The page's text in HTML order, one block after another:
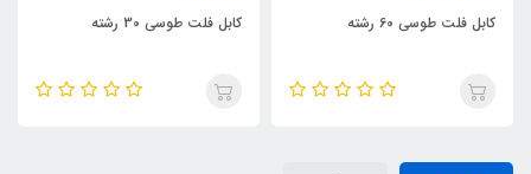
کابل فلت طوسی 60 رشته
کابل فلت طوسی 30 رشته